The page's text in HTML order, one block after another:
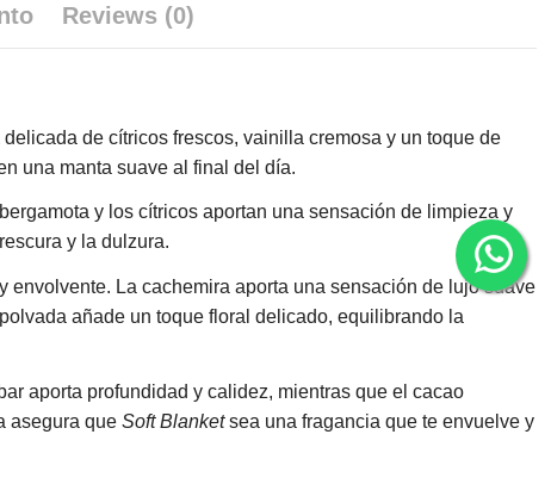
Reviews (0)
de cítricos frescos, vainilla cremosa y un toque de
una manta suave al final del día.
y los cítricos aportan una sensación de limpieza y
y la dulzura.
La cachemira aporta una sensación de lujo suave
añade un toque floral delicado, equilibrando la
aporta profundidad y calidez, mientras que el cacao
asegura que Soft Blanketsea una fragancia que te envuelve y